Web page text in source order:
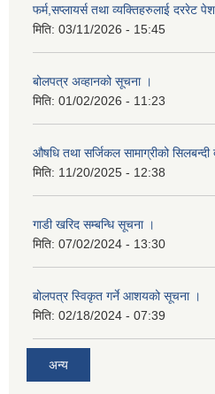
फर्म,सप्लायर्स तथा व्यक्तिहरुलाई दररेट
मिति: 03/11/2026 - 15:45
बोलपत्र अव्हानको सूचना ।
मिति: 01/02/2026 - 11:23
औषधि तथा सर्जिकल सामाग्रीको
मिति: 11/20/2025 - 12:38
गाडी खरिद सम्बन्धि सूचना ।
मिति: 07/02/2024 - 13:30
बोलपत्र स्विकृत गर्ने आशयको सूचना ।
मिति: 02/18/2024 - 07:39
अन्य